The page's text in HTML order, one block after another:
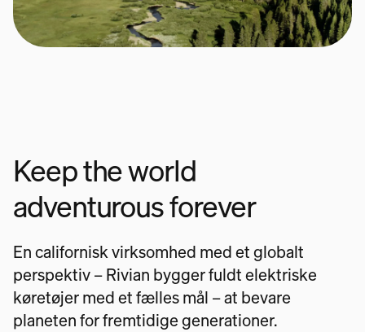
Keep the world
adventurous forever
En californisk virksomhed med et globalt
perspektiv – Rivian bygger fuldt elektriske
køretøjer med et fælles mål – at bevare
planeten for fremtidige generationer.